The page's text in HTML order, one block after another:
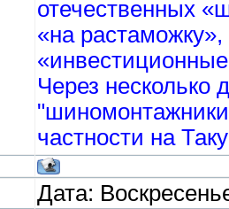
отечественных
«на
Через несколько
частности на
Дата: